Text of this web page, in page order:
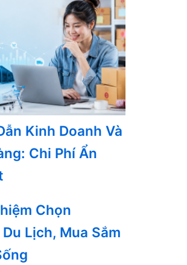
Kinh Doanh Và
Chi Phí Ẩn
Chọn
Lịch, Mua Sắm